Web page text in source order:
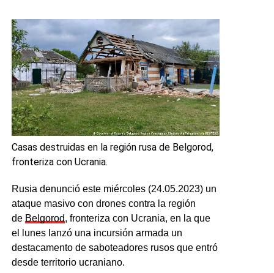
Casas destruidas en la región rusa de Belgorod,
fronteriza con Ucrania.
Rusia denunció este miércoles (24.05.2023) un
ataque masivo con drones contra la región
de Belgorod, fronteriza con Ucrania, en la que
el lunes lanzó una incursión armada un
destacamento de saboteadores rusos que entró
desde territorio ucraniano.